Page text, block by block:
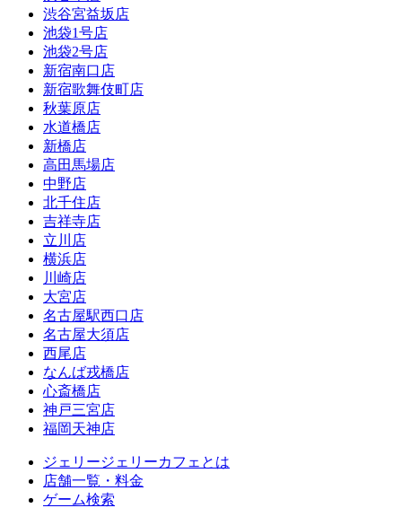
渋谷宮益坂店
池袋1号店
池袋2号店
新宿南口店
新宿歌舞伎町店
秋葉原店
水道橋店
新橋店
高田馬場店
中野店
北千住店
吉祥寺店
立川店
横浜店
川崎店
大宮店
名古屋駅西口店
名古屋大須店
西尾店
なんば戎橋店
心斎橋店
神戸三宮店
福岡天神店
ジェリージェリーカフェとは
店舗一覧・料金
ゲーム検索